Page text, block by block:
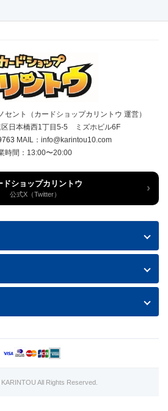
ント（カードショップカリントウ 運営）
区日本橋西1丁目5-5 ミズホビル6F
MAIL：info@karintou10.com
時間：13:00〜20:00
ドショップカリントウ
公式X（Twitter） ›
All Rights Reserved.